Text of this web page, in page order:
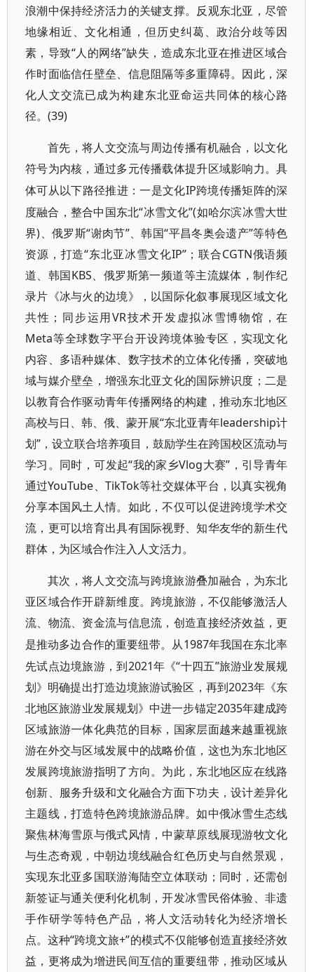
浪潮中保持经济活力的关键支撑。反观东北亚，尽管
地缘相近、文化相通，但历史纠葛、政治分歧等因
素，导致“人的网络”缺失，造成东北亚在推进区域合
作时面临信任壁垒、信息阻隔等多重障碍。因此，深
化人文交流已成为构建东北亚命运共同体的核心路
径。(39)
首先，将人文交流与周边传播有机融合，以文化
符号为内核，通过多元传播载体提升区域影响力。具
体可从以下路径推进：一是文化IP跨境传播矩阵的深
度融合，整合中国东北“冰雪文化”(如哈尔滨冰雪大世
界)、俄罗斯“谢肉节”、韩国“平昌冬奥会遗产”等特色
资源，打造“东北亚冰雪文化IP”；联合CGTN俄语频
道、韩国KBS、俄罗斯第一频道等主流媒体，制作纪
录片《冰与火的边境》，以国际化叙事展现区域文化
共性；同步运用VR技术开发虚拟冰雪博物馆，在
Meta等全球数字平台开设跨境体验专区，实现文化
内容、多语种媒体、数字技术的立体化传播，突破地
域与媒介壁垒，增强东北亚文化的国际辨识度；二是
以教育合作驱动青年传播网络的构建，推动东北地区
高校与日、韩、俄、蒙开展“东北亚青年leadership计
划”，设立联合培养项目，鼓励学生在跨国校区流动与
学习。同时，可发起“我的家乡Vlog大赛”，引导青年
通过YouTube、TikTok等社交媒体平台，以真实视角
分享本国风土人情。如此，不仅可以促进跨境学术交
流，更可以培育出具有国际视野、知华友华的新生代
群体，为区域合作注入人文活力。
其次，将人文交流与跨境旅游叠加融合，为东北
亚区域合作开辟新维度。跨境旅游，不仅能够激活人
流、物流、资金流与信息流，创造直接经济效益，更
是推动多边合作的重要纽带。从 1987年我国在东北率
先试点边境旅游，到2021年《“十四五”旅游业发展规
划》明确提出打造边境旅游试验区，再到2023年《东
北地区旅游业发展规划》中进一步锚定2035年建成跨
区域旅游一体化典范的目标，国家层面越来越重视旅
游在外交与区域发展中的战略价值，这也为东北地区
发展跨境旅游指明了方向。为此，东北地区应在线路
创新、服务升级和文化融合方面下功夫，设计差异化
主题线，打造特色跨境旅游品牌。如中俄冰雪生态线
聚焦林海雪原与俄式风情，中蒙草原线展现游牧文化
与生态奇观，中朝边境线融合红色历史与自然景观，
实现东北亚多国联游海陆空立体联动；同时，还需创
新签证与通关便利化机制，开发冰雪民俗体验、非遗
手作研学等特色产品，将人文活动转化为经济增长
点。这种“跨境文旅+”的模式不仅能够创造直接经济效
益，更将成为增进民间互信的重要纽带，推动区域从